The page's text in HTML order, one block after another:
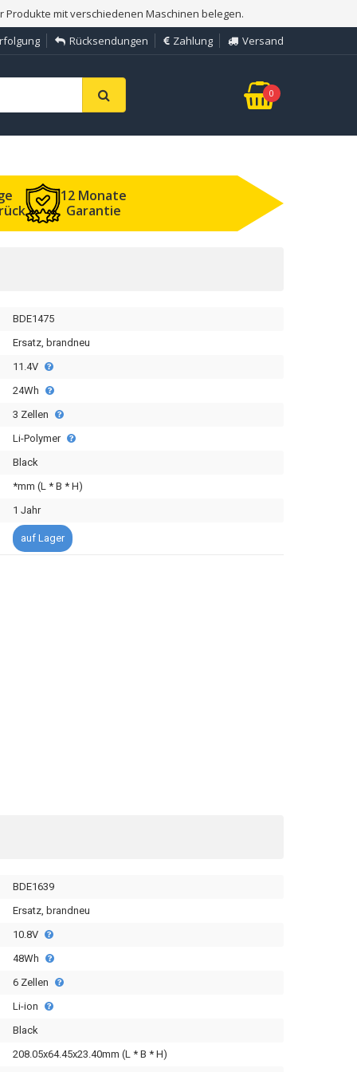
mit verschiedenen Maschinen belegen.
Rücksendungen Zahlung Versand
0
12 Monate
Garantie
BDE1475
Ersatz, brandneu
11.4V
24Wh
3 Zellen
Li-Polymer
Black
*mm (L * B * H)
1 Jahr
auf Lager
BDE1639
Ersatz, brandneu
10.8V
48Wh
6 Zellen
Li-ion
Black
208.05x64.45x23.40mm (L * B * H)